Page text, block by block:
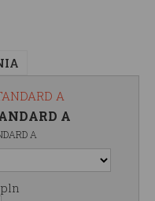
A
A
pln